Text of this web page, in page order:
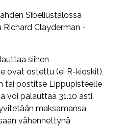
Sibeliustalossa
Clayderman -
siihen
ovat ostettu (ei R-kioskit),
tai postitse Lippupisteelle
voi palauttaa 31.10 asti.
maksamansa
vähennettynä